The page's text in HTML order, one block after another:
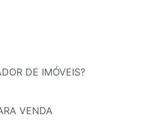
DE IMÓVEIS?
VENDA